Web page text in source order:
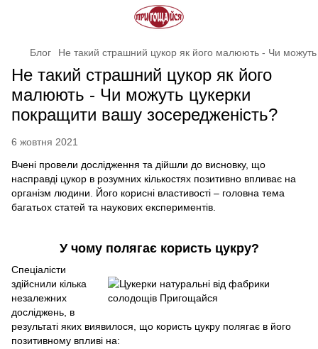
Блог Не такий страшний цукор як його малюють - Чи
Не такий страшний цукор як його
малюють - Чи можуть цукерки
покращити вашу зосередженість?
6 жовтня 2021
Вчені провели дослідження та дійшли до висновку, що
насправді цукор в розумних кількостях позитивно впливає на
організм людини. Його корисні властивості – головна тема
багатьох статей та наукових експериментів.
У чому полягає користь цукру?
Спеціалісти
здійснили кілька
незалежних
досліджень, в
результаті яких виявилося, що користь цукру полягає в його
позитивному впливі на: